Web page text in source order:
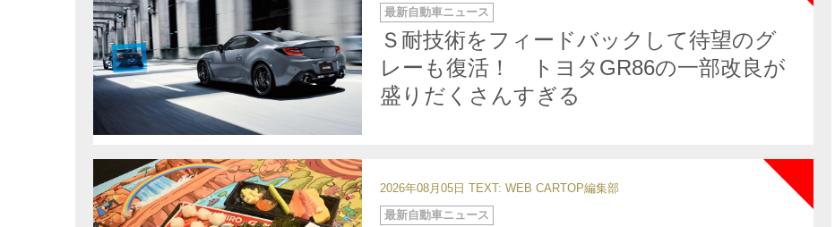
Ｓ耐技術をフィードバックして待望のグ
レーも復活！ トヨタGR86の一部改良が
盛りだくさんすぎる
カ
テ
ゴ
リ
ー
最新自動車ニュース
2026年08月05日 TEXT: WEB CARTOP編集部
カ
テ最新自動車ニュース